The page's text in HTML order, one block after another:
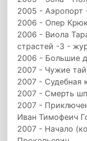
2005 -
2006 - Опер
2006 - Виола
страстей -3 -
2006 - Большие
2007 - Чужие
2007 - Судебная
2007 - Смерть
2007 -
Иван Тимофеич
2007 - Начало